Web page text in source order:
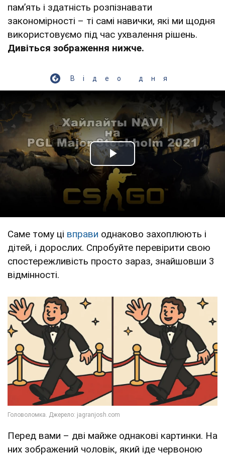
пам’ять і здатність розпізнавати
закономірності – ті самі навички, які ми щодня
використовуємо під час ухвалення рішень.
Дивіться зображення нижче.
Відео дня
Play Video
Саме тому ці вправи однаково захоплюють і
дітей, і дорослих. Спробуйте перевірити свою
спостережливість просто зараз, знайшовши 3
відмінності.
Перед вами – дві майже однакові картинки. На
них зображений чоловік, який іде червоною